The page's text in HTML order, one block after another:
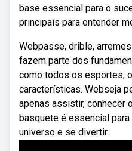
base essencial para o
principais para entender
Webpasse, drible,
fazem parte dos
como todos os esportes,
características. Webseja
apenas assistir, conhecer
basquete é essencial
universo e se divertir.